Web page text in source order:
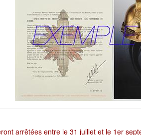
arrêtées entre le 31 juillet et le 1er